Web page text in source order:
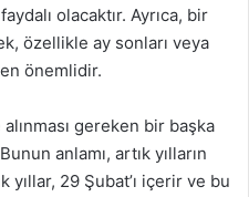
olacaktır. Ayrıca, bir
özellikle ay sonları veya
önemlidir.
gereken bir başka
anlamı, artık yılların
yıllar, 29 Şubat’ı içerir ve bu